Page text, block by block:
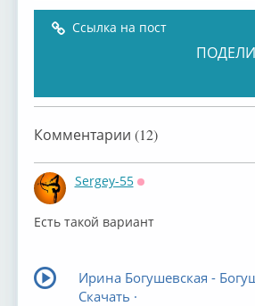
Ссылка на пост
Комментарии (12)
Sergey-55
Есть такой вариант
Ирина Богушевская -
Скачать ·